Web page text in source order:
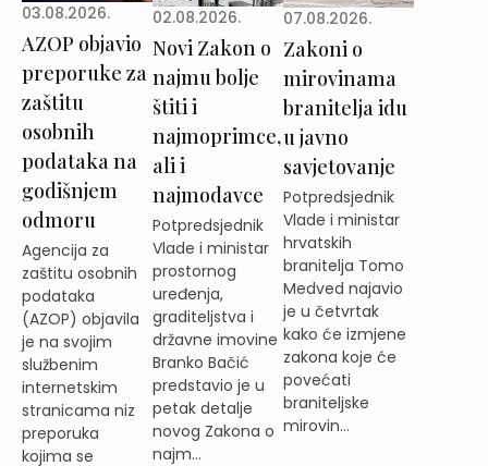
03.08.2026.
AZOP objavio
preporuke za
zaštitu
osobnih
podataka na
godišnjem
odmoru
Agencija za
zaštitu osobnih
podataka
(AZOP) objavila
je na svojim
službenim
internetskim
stranicama niz
preporuka
kojima se
02.08.2026.
Novi Zakon o
najmu bolje
štiti i
najmoprimce,
ali i
najmodavce
Potpredsjednik
Vlade i ministar
prostornog
uređenja,
graditeljstva i
državne imovine
Branko Bačić
predstavio je u
petak detalje
novog Zakona o
najm...
07.08.2026.
Zakoni o
mirovinama
branitelja idu
u javno
savjetovanje
Potpredsjednik
Vlade i ministar
hrvatskih
branitelja Tomo
Medved najavio
je u četvrtak
kako će izmjene
zakona koje će
povećati
braniteljske
mirovin...